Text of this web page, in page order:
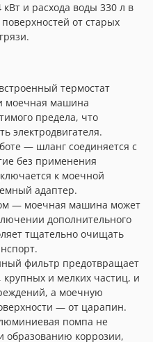
и расхода воды 330 л в
от старых
термостат
моечная машина
предела, что
электродвигателя.
— шланг соединяется с
без применения
к моечной
адаптер.
— моечная машина может
дополнительного
тщательно очищать
фильтр предотвращает
крупных и мелких частиц, и
а моечную
— от царапин.
помпа не
образованию коррозии,